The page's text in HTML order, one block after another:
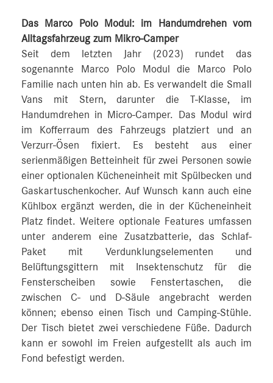
Das Marco Polo Modul: im Handumdrehen vom
Alltagsfahrzeug zum Mikro-Camper
Seit dem letzten Jahr (2023) rundet das
sogenannte Marco Polo Modul die Marco Polo
Familie nach unten hin ab. Es verwandelt die Small
Vans mit Stern, darunter die T-Klasse, im
Handumdrehen in Micro-Camper. Das Modul wird
im Kofferraum des Fahrzeugs platziert und an
Verzurr-Ösen fixiert. Es besteht aus einer
serienmäßigen Betteinheit für zwei Personen sowie
einer optionalen Kücheneinheit mit Spülbecken und
Gaskartuschenkocher. Auf Wunsch kann auch eine
Kühlbox ergänzt werden, die in der Kücheneinheit
Platz findet. Weitere optionale Features umfassen
unter anderem eine Zusatzbatterie, das Schlaf-
Paket mit Verdunklungselementen und
Belüftungsgittern mit Insektenschutz für die
Fensterscheiben sowie Fenstertaschen, die
zwischen C- und D-Säule angebracht werden
können; ebenso einen Tisch und Camping-Stühle.
Der Tisch bietet zwei verschiedene Füße. Dadurch
kann er sowohl im Freien aufgestellt als auch im
Fond befestigt werden.